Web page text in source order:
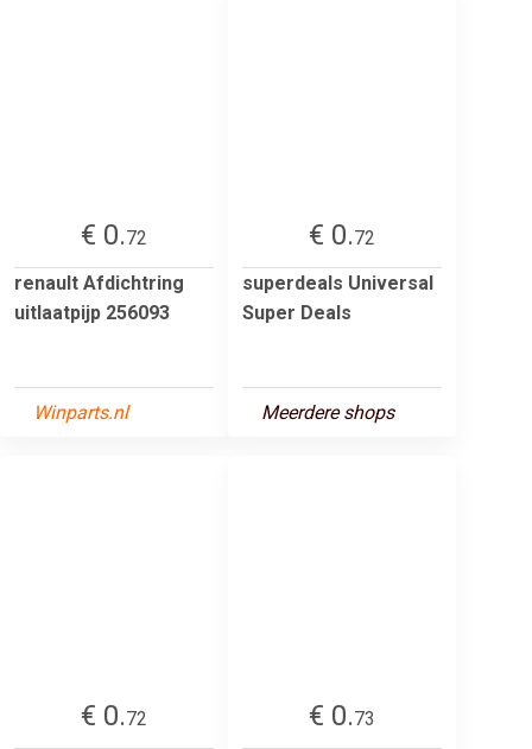
€ 0.72
renault Afdichtring
uitlaatpijp 256093
Winparts.nl
€ 0.72
superdeals Universal
Super Deals
Meerdere shops
€ 0.72
€ 0.73